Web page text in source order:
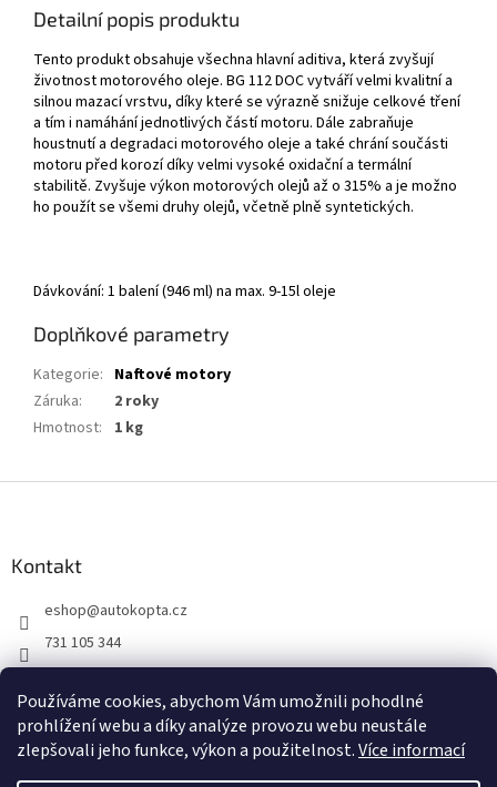
Používáme cookies, abychom Vám umožnili pohodlné
prohlížení webu a díky analýze provozu webu neustále
zlepšovali jeho funkce, výkon a použitelnost.Více informací
Detailní popis produktu
Tento produkt obsahuje všechna hlavní aditiva, která zvyšují
životnost motorového oleje. BG 112 DOC vytváří velmi kvalitní a
silnou mazací vrstvu, díky které se výrazně snižuje celkové tření
a tím i namáhání jednotlivých částí motoru. Dále zabraňuje
houstnutí a degradaci motorového oleje a také chrání součásti
motoru před korozí díky velmi vysoké oxidační a termální
stabilitě. Zvyšuje výkon motorových olejů až o 315% a je možno
ho použít se všemi druhy olejů, včetně plně syntetických.
Dávkování: 1 balení (946 ml) na max. 9-15l oleje
Doplňkové parametry
Kategorie: Naftové motory
Záruka:
2 roky
Hmotnost: 1 kg
Kontakt
eshop@autokopta.cz
731 105 344
auto_kopta